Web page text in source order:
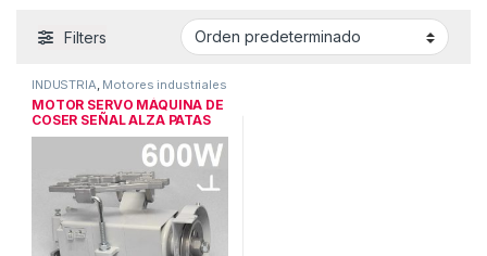
Filters
INDUSTRIA, Motores industriales
MOTOR SERVO MÁQUINA DE
COSER SEÑAL ALZA PATAS
600W